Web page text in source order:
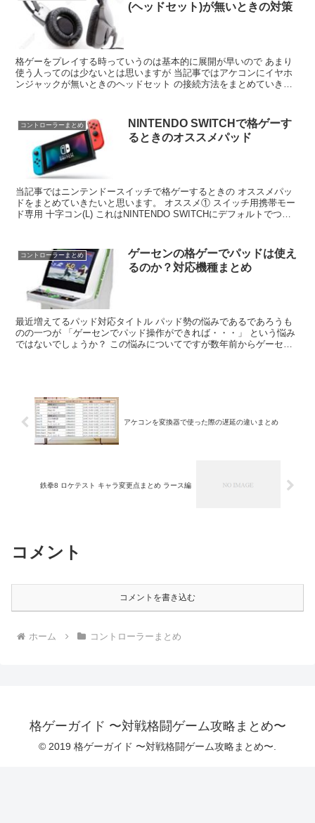
(ヘッドセット)が無いときの対策
格ゲーをプレイする時っていうのは基本的に展開が早いので あまり
使う人ってのは少ないとは思いますが 当記事ではアケコンにイヤホ
ンジャックが無いときのヘッドセット の接続方法をまとめていきま
コントローラーまとめ
NINTENDO SWITCHで格ゲーす
るときのオススメパッド
当記事ではニンテンドースイッチで格ゲーするときの オススメパッ
ドをまとめていきたいと思います。 オススメ① スイッチ用携帯モー
ド専用 十字コン(L) これはNINTENDO SWITCHにデフォルトでつい
コントローラーまとめ
ゲーセンの格ゲーでパッドは使え
るのか？対応機種まとめ
最近増えてるパッド対応タイトル パッド勢の悩みであるであろうも
のの一つが 「ゲーセンでパッド操作ができれば・・・」 という悩み
ではないでしょうか？ この悩みについてですが数年前からゲーセン
アケコンを変換器で使った際の遅延の違いまとめ
鉄拳8 ロケテスト キャラ変更点まとめ ラース編
コメント
コメントを書き込む
ホーム コントローラーまとめ
格ゲーガイド 〜対戦格闘ゲーム攻略まとめ〜
© 2019 格ゲーガイド 〜対戦格闘ゲーム攻略まとめ〜.